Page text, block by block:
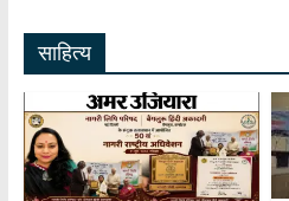
A
p
p
o
k
m
e
dI
n
साहित्य